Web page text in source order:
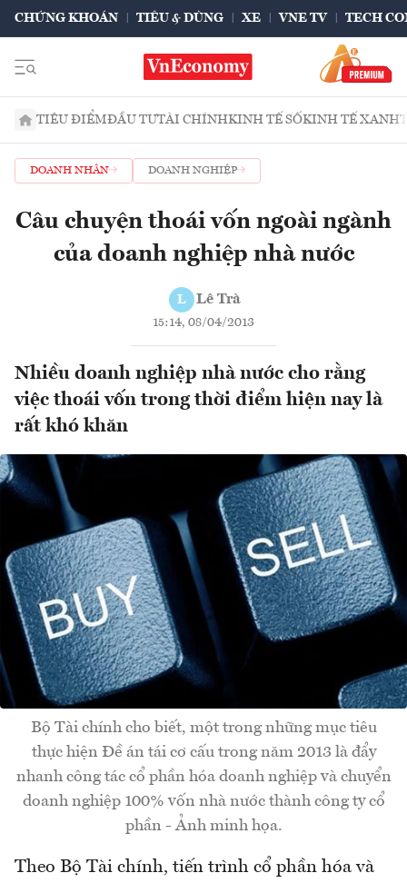
CHỨNG KHOÁN TIÊU & DÙNG XE VNE TV TECH
TIÊU ĐIỂMĐẦU TƯTÀI CHÍNHKINH TẾ SỐKINH TẾ XANH
DOANH NHÂN DOANH NGHIỆP
Câu chuyện thoái vốn ngoài ngành
của doanh nghiệp nhà nước
L Lê Trà
15:14, 08/04/2013
Nhiều doanh nghiệp nhà nước cho rằng
việc thoái vốn trong thời điểm hiện nay là
rất khó khăn
Bộ Tài chính cho biết, một trong những mục tiêu
thực hiện Đề án tái cơ cấu trong năm 2013 là đẩy
nhanh công tác cổ phần hóa doanh nghiệp và chuyển
doanh nghiệp 100% vốn nhà nước thành công ty cổ
phần - Ảnh minh họa.
Theo Bộ Tài chính, tiến trình cổ phần hóa và